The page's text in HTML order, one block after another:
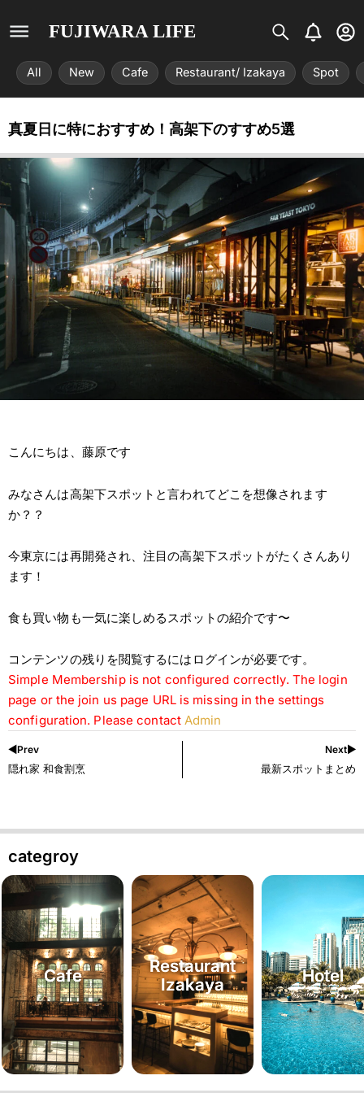
FUJIWARA LIFE
S
i
s
t
r
x
B
e
l
l
U
s
e
r
-
r
e
All New Cafe Restaurant/ Izakaya Spot
真夏日に特におすすめ！高架下のすすめ5選
こんにちは、藤原です
みなさんは高架下スポットと言われてどこを想像されます
か？？
今東京には再開発され、注目の高架下スポットがたくさんあり
ます！
食も買い物も一気に楽しめるスポットの紹介です〜
コンテンツの残りを閲覧するにはログインが必要です。
Simple Membership is not configured correctly. The login
page or the join us page URL is missing in the settings
configuration. Please contactAdmin
◀︎Prev
隠れ家 和食割烹
Next▶︎
最新スポットまとめ
categroy
Cafe
Restaurant
Izakaya
Hotel